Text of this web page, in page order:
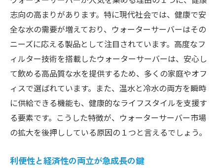
消費者の健康意識の高まりとウォーターサ
ーバー
予測される市場のシェア率変動要因
ウォーターサーバーのシェア率を分析して見え
てきた選び方のコツ
人気製品の共通点を探る
市場データから見る消費者の選択基準
シェア率上位メーカーの戦略に学ぶ
長期使用を見据えた選択ポイント
志向の高まりがあります。特に現代社会では、健康で安
全な水の需要が増えており、ウォーターサーバーはその
ニーズに応える製品として注目されています。高度なフ
ィルター技術を搭載したウォーターサーバーは、安心し
て飲める高品質な水を提供するため、多くの家庭やオフ
ィスで選ばれています。また、温水と冷水の両方を瞬時
に供給できる機能も、健康的なライフスタイルを支援す
る要素です。こうした特徴が、ウォーターサーバー市場
の拡大を後押ししている原因の１つと言えるでしょう。
利便性と経済性の両立が急成長の鍵